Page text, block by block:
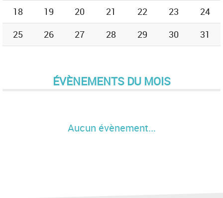
18
19 20 21 22 23
24
25
26 27 28 29 30 31
ÉVÈNEMENTS DU MOIS
Aucun évènement...